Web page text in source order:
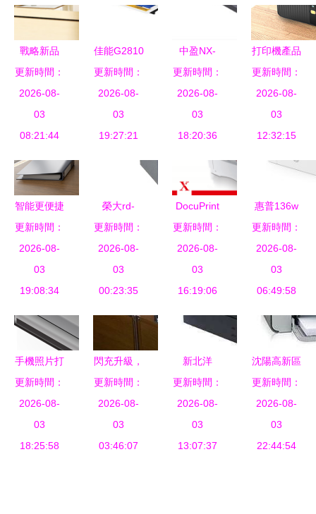
戰略新品
M1激光打
印機京東全
球首發
11.11京東
創新未來
更新時間：
2026-08-
03
08:21:44
佳能G2810
打印機驅動
安裝指南
輕松打印，
無憂操作
更新時間：
2026-08-
03
19:27:21
中盈NX-
2470打印
機驅動v1.1
評測與安裝
指南
更新時間：
2026-08-
03
18:20:36
打印機產品
原圖 從視
覺到信任的
橋梁
更新時間：
2026-08-
03
12:32:15
智能更便捷
兼容更穩定
佳能發布2
款商用打印
機新品
更新時間：
2026-08-
03
19:08:34
榮大rd-
4302一體
化速印機
高效文印的
新標桿
更新時間：
2026-08-
03
00:23:35
DocuPrint
2050 A3快
速黑白激光
打印機說明
書導讀
更新時間：
2026-08-
03
16:19:06
惠普136w
與惠普
M126nw打
印機對比
哪款更適合
求？
更新時間：
2026-08-
03
06:49:58
手機照片打
印機選購指
南 哪款產
品才最好？
更新時間：
2026-08-
03
18:25:58
閃充升級，
惠普發布新
一代創系列
激光大粉倉
打印機
更新時間：
2026-08-
03
03:46:07
新北洋
BTP-98NP
打印機 安
防領域的可
靠伙伴
更新時間：
2026-08-
03
13:07:37
沈陽高新區
盛裕恒新
佳能打印機
送貨上門，
品質與服務
更新時間：
2026-08-
03
22:44:54